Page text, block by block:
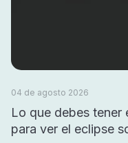
04 de agosto 2026
Lo que debes tener
para ver el eclipse